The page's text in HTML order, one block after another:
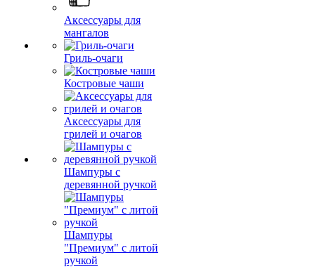
Аксессуары для
мангалов
Гриль-очаги
Костровые чаши
Аксессуары для
грилей и очагов
Шампуры с
деревянной ручкой
Шампуры
"Премиум" с литой
ручкой